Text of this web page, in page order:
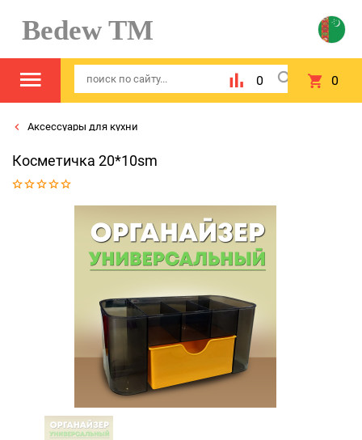
Bedew TM
0 0
Аксессуары для кухни
Косметичка 20*10sm